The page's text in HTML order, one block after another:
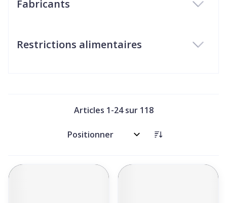
Fabricants
Restrictions alimentaires
Articles 1-24sur 118
Trier par: